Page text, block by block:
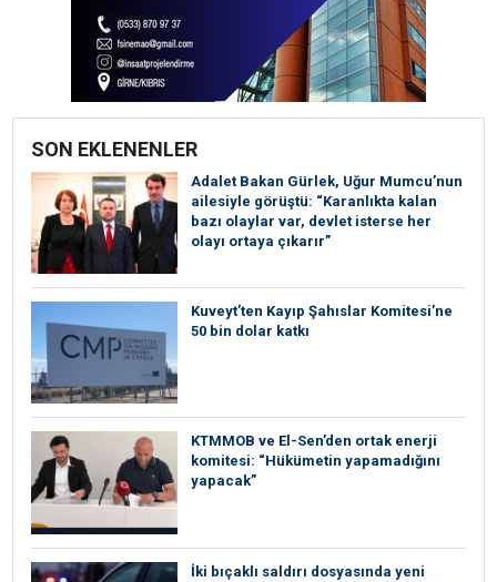
SON EKLENENLER
Adalet Bakan Gürlek, Uğur Mumcu’nun
ailesiyle görüştü: “Karanlıkta kalan
bazı olaylar var, devlet isterse her
olayı ortaya çıkarır”
Kuveyt’ten Kayıp Şahıslar Komitesi’ne
50 bin dolar katkı
KTMMOB ve El-Sen’den ortak enerji
komitesi: “Hükümetin yapamadığını
yapacak”
İki bıçaklı saldırı dosyasında yeni